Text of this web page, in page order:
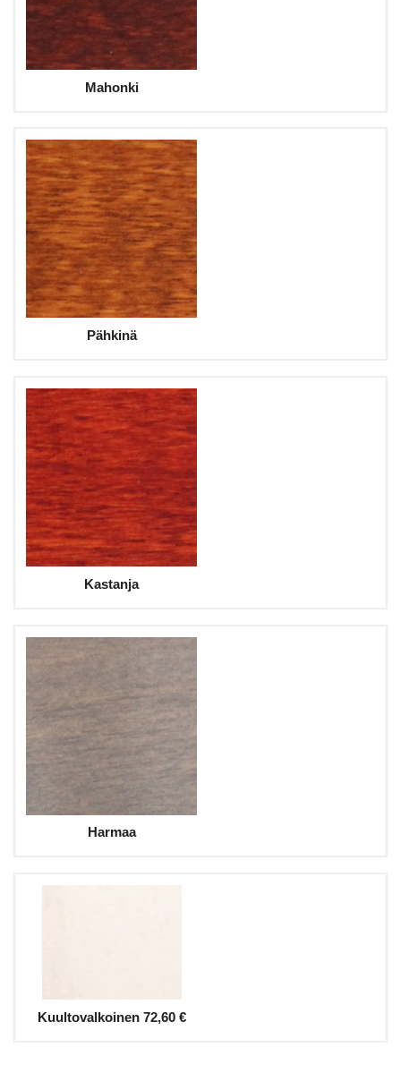
Mahonki
Pähkinä
Kastanja
Harmaa
Kuultovalkoinen 72,60 €